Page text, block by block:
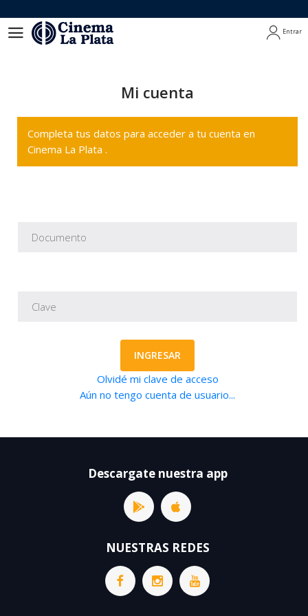
Entrar
Mi cuenta
Completa tus datos para acceder a tu cuenta en
Cinema La Plata .
INGRESAR
Olvidé mi clave de acceso
Aún no tengo cuenta de usuario...
Descargate nuestra app
NUESTRAS REDES